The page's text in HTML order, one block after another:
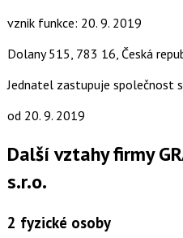
vznik funkce: 20. 9. 2019
Dolany 515, 783 16, Česká
Jednatel zastupuje společnost
od 20. 9. 2019
Další vztahy firmy
s.r.o.
2 fyzické osoby